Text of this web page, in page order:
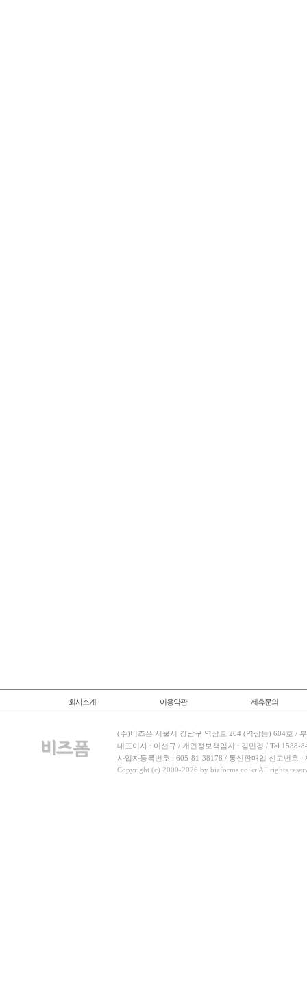
회사소개 이용약관 제휴문의
(주)비즈폼 서울시 강남구 역삼로 204 (역삼동) 604호 /
대표이사 : 이선규 / 개인정보책임자 : 김민경 / Tel.1588-
사업자등록번호 : 605-81-38178 / 통신판매업 신고번호 :
Copyright (c) 2000-2026 by bizforms.co.kr All rights